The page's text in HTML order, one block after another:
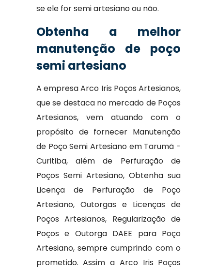
se ele for semi artesiano ou não.
Obtenha a melhor
manutenção de poço
semi artesiano
A empresa Arco Iris Poços Artesianos,
que se destaca no mercado de Poços
Artesianos, vem atuando com o
propósito de fornecer Manutenção
de Poço Semi Artesiano em Tarumã -
Curitiba, além de Perfuração de
Poços Semi Artesiano, Obtenha sua
Licença de Perfuração de Poço
Artesiano, Outorgas e Licenças de
Poços Artesianos, Regularização de
Poços e Outorga DAEE para Poço
Artesiano, sempre cumprindo com o
prometido. Assim a Arco Iris Poços